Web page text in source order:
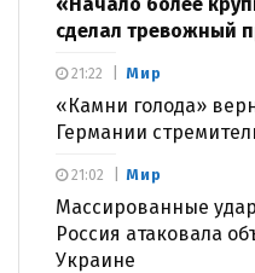
сделал тревожный
Мир
«Камни голода»
Германии
21:22
Мир
Массированные
Россия атаковала
Украине
21:02